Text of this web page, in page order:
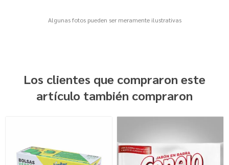
Algunas fotos pueden ser meramente ilustrativas
Los clientes que compraron este
artículo también compraron